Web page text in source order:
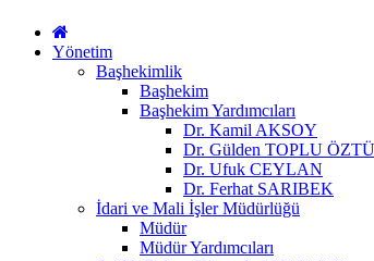
Yönetim
Başhekimlik
Başhekim
Başhekim Yardımcıları
Dr. Kamil AKSOY
Dr. Gülden TOPLU
Dr. Ufuk CEYLAN
Dr. Ferhat SARIBEK
İdari ve Mali İşler Müdürlüğü
Müdür
Müdür Yardımcıları